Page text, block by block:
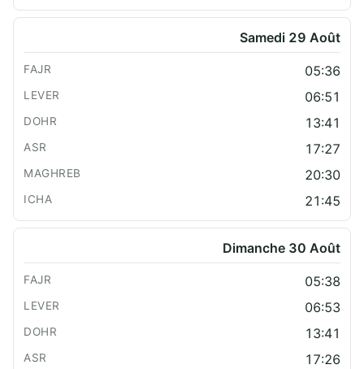
Samedi 29 Août
05:36
06:51
13:41
17:27
20:30
21:45
Dimanche 30 Août
05:38
06:53
13:41
17:26